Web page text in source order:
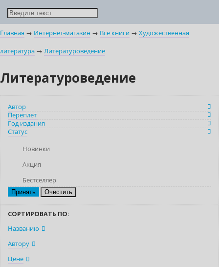
Главная → Интернет-магазин → Все книги → Художественная
литература → Литературоведение
Литературоведение
Автор
Переплет
Год издания
Статус
Новинки
Акция
Бестселлер
Очистить
СОРТИРОВАТЬ ПО:
Названию
Автору
Цене